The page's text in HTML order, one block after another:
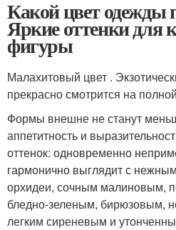
Какой цвет одежды
Яркие оттенки для
фигуры
Малахитовый цвет .
прекрасно смотрится на
Формы внешне не станут
аппетитность и
оттенок: одновременно
гармонично выглядит с
орхидеи, сочным малиновым,
бледно-зеленым, бирюзовым,
легким сиреневым и